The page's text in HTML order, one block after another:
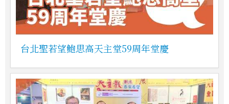
台北聖若望鮑思高天主堂59周年堂慶